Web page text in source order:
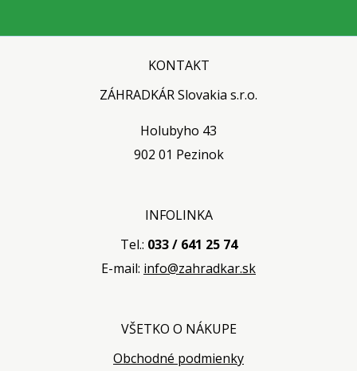
KONTAKT
ZÁHRADKÁR Slovakia s.r.o.
Holubyho 43
902 01 Pezinok
INFOLINKA
Tel.: 033 / 641 25 74
E-mail: info@zahradkar.sk
VŠETKO O NÁKUPE
Obchodné podmienky